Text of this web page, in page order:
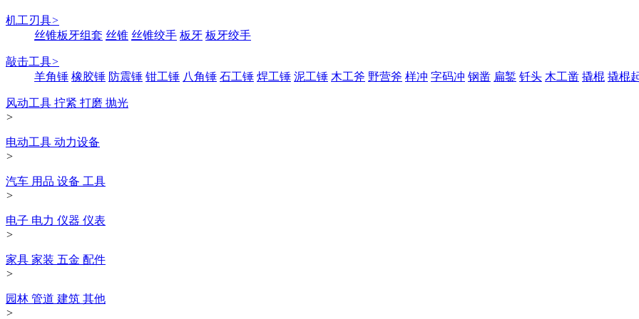
机工刃具>
丝锥板牙组套 丝锥 丝锥绞手 板牙 板牙绞手
敲击工具>
羊角锤 橡胶锤 防震锤 钳工锤 八角锤 石工锤 焊工锤 泥工锤 木工斧 野营斧 样冲 字码冲 钢凿 扁錾 钎头 木工凿 撬棍 撬棍
风动工具 拧紧 打磨 抛光
>
电动工具 动力设备
>
汽车 用品 设备 工具
>
电子 电力 仪器 仪表
>
家具 家装 五金 配件
>
园林 管道 建筑 其他
>